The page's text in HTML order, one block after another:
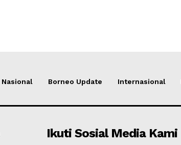
Nasional Borneo Update Internasional
Ikuti Sosial Media Kami